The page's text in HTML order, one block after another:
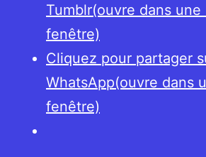
Tumblr(ouvre dans
fenêtre)
Cliquez pour partager
WhatsApp(ouvre dans
fenêtre)